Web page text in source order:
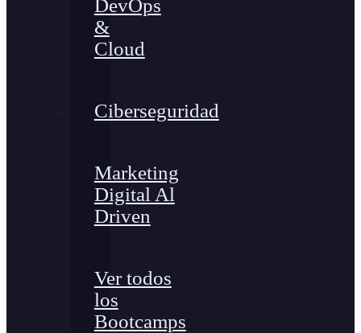
DevOps
&
Cloud
Ciberseguridad
Marketing
Digital Al
Driven
Ver todos
los
Bootcamps